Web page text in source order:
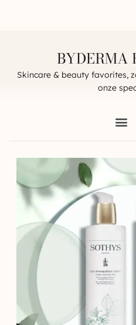
BYDERMA
Skincare & beauty favorites,
onze